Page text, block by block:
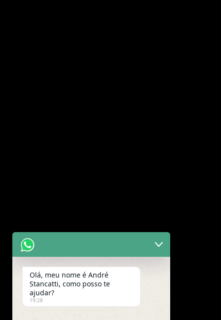
Olá, meu nome é André
Stancatti, como posso te
ajudar?
19:28